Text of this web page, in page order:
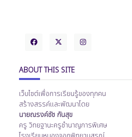
ABOUT THIS SITE
เว็บไซต์เพื่อการเรียนรู้ของทุกคน
สร้างสรรค์และพัฒนาโดย
นายณรงค์ชัช กันสุข
ครู วิทยฐานะครูชำนาญการพิเศษ